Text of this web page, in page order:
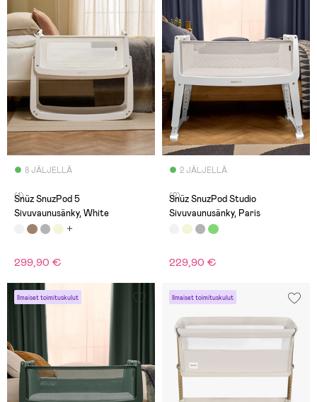
8 JÄLJELLÄ
(1)
Snüz SnuzPod 5
Sivuvaunusänky, White
299,90 €
2 JÄLJELLÄ
(2)
Snüz SnuzPod Studio
Sivuvaunusänky, Paris
229,90 €
Ilmaiset toimituskulut Ilmaiset toimituskulut